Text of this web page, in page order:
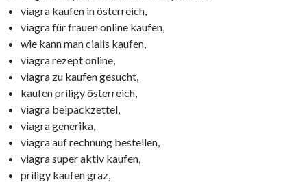
viagra kaufen in österreich,
viagra für frauen online kaufen,
wie kann man cialis kaufen,
viagra rezept online,
viagra zu kaufen gesucht,
kaufen priligy österreich,
viagra beipackzettel,
viagra generika,
viagra auf rechnung bestellen,
viagra super aktiv kaufen,
priligy kaufen graz,